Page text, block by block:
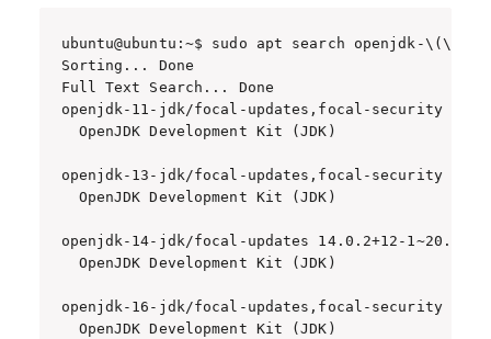
ubuntu@ubuntu:~$ sudo apt search openjdk-
Sorting... Done
Full Text Search... Done
openjdk-11-jdk/focal-updates,focal-security
  OpenJDK Development Kit (JDK)
openjdk-13-jdk/focal-updates,focal-security
  OpenJDK Development Kit (JDK)
openjdk-14-jdk/focal-updates 14.0.2+12-1~20.04
  OpenJDK Development Kit (JDK)
openjdk-16-jdk/focal-updates,focal-security
  OpenJDK Development Kit (JDK)